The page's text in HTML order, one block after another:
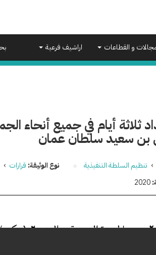
و القطاعات اراشيف فرعية
ثلاثة أيام في جميع أنحاء
بن سعيد سلطان عمان
› تنظيم السلطة التنفيذية نوع الوثيقة: قرارات ›
2020